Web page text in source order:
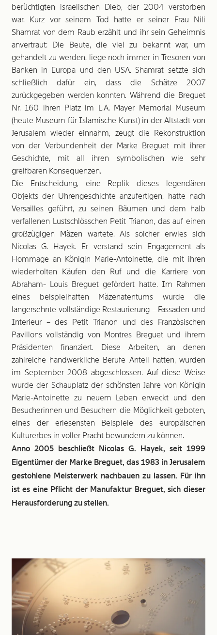
berüchtigten israelischen Dieb, der 2004 verstorben
war. Kurz vor seinem Tod hatte er seiner Frau Nili
Shamrat von dem Raub erzählt und ihr sein Geheimnis
anvertraut: Die Beute, die viel zu bekannt war, um
gehandelt zu werden, liege noch immer in Tresoren von
Banken in Europa und den USA. Shamrat setzte sich
schließlich dafür ein, dass die Schätze 2007
zurückgegeben werden konnten. Während die Breguet
Nr. 160 ihren Platz im L.A. Mayer Memorial Museum
(heute Museum für Islamische Kunst) in der Altstadt von
Jerusalem wieder einnahm, zeugt die Rekonstruktion
von der Verbundenheit der Marke Breguet mit ihrer
Geschichte, mit all ihren symbolischen wie sehr
greifbaren Konsequenzen.
Die Entscheidung, eine Replik dieses legendären
Objekts der Uhrengeschichte anzufertigen, hatte nach
Versailles geführt, zu seinen Bäumen und dem halb
verfallenen Lustschlösschen Petit Trianon, das auf einen
großzügigen Mäzen wartete. Als solcher erwies sich
Nicolas G. Hayek. Er verstand sein Engagement als
Hommage an Königin Marie-Antoinette, die mit ihren
wiederholten Käufen den Ruf und die Karriere von
Abraham- Louis Breguet gefördert hatte. Im Rahmen
eines beispielhaften Mäzenatentums wurde die
langersehnte vollständige Restaurierung – Fassaden und
Interieur – des Petit Trianon und des Französischen
Pavillons vollständig von Montres Breguet und ihrem
Präsidenten finanziert. Diese Arbeiten, an denen
zahlreiche handwerkliche Berufe Anteil hatten, wurden
im September 2008 abgeschlossen. Auf diese Weise
wurde der Schauplatz der schönsten Jahre von Königin
Marie-Antoinette zu neuem Leben erweckt und den
Besucherinnen und Besuchern die Möglichkeit geboten,
eines der erlesensten Beispiele des europäischen
Kulturerbes in voller Pracht bewundern zu können.
Anno 2005 beschließt Nicolas G. Hayek, seit 1999
Eigentümer der Marke Breguet, das 1983 in Jerusalem
gestohlene Meisterwerk nachbauen zu lassen. Für ihn
ist es eine Pflicht der Manufaktur Breguet, sich dieser
Herausforderung zu stellen.